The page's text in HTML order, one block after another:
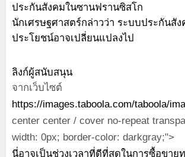
นักเศรษฐศาสตร์กล่าวว่า ระบบประกันสั
ประโยชน์อาจเปลี่ยนแปลงไป
ลิงก์ผู้สนับสนุน
จากเว็บไซต์
https://images.taboola.com/taboola/
center center / cover no-repeat
width: 0px; border-color: darkgray;">
นี่อาจเป็นช่วงเวลาที่ดีที่สุดในการซื้อขาย